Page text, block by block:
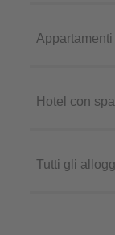
Hotel con
Tutti gli